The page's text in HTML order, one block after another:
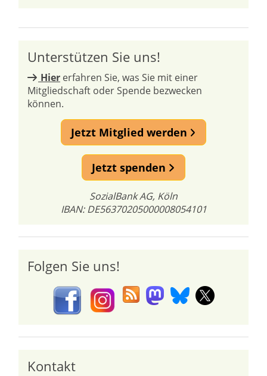
Unterstützen Sie uns!
Hier erfahren Sie, was Sie mit einer
Mitgliedschaft oder Spende bezwecken
können.
Jetzt Mitglied werden
Jetzt spenden
SozialBank AG, Köln
IBAN: DE56370205000008054101
Folgen Sie uns!
Kontakt